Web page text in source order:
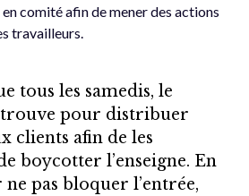
comité afin de mener des actions
travailleurs.
tous les samedis, le
pour distribuer
clients afin de les
boycotter l’enseigne. En
pas bloquer l’entrée,